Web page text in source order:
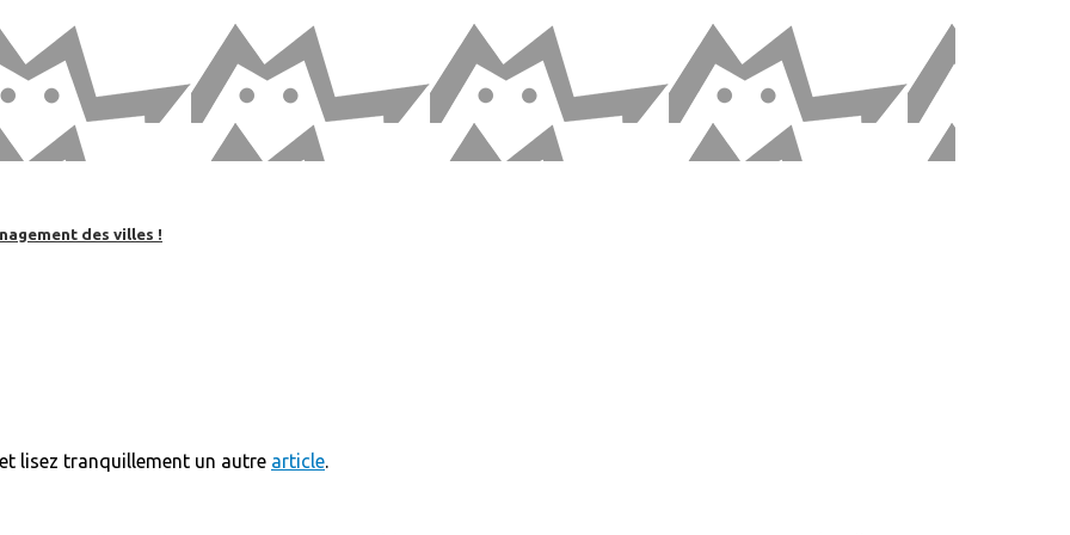
des villes !
lisez tranquillement un autre article.